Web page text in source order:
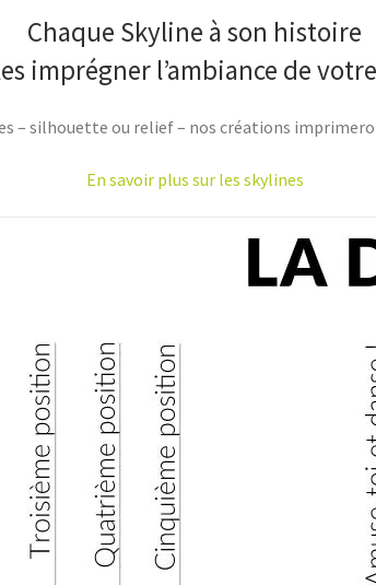
Chaque Skyline à son histoire
imprégner l’ambiance de
– silhouette ou relief – nos créations
En savoir plus sur les skylines